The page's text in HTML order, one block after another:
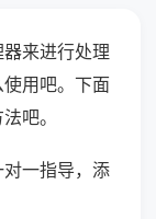
来进行处理
用吧。下面
吧。
一指导，添